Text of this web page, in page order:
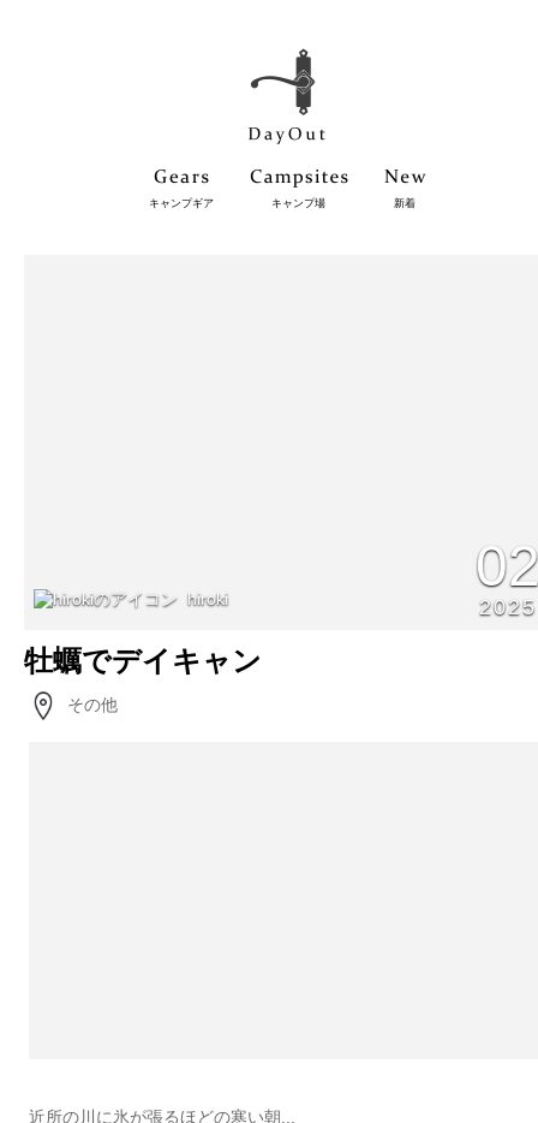
キャンプギア キャンプ場 新着
hiroki 2025
牡蠣でデイキャン
その他
近所の川に氷が張るほどの寒い朝...